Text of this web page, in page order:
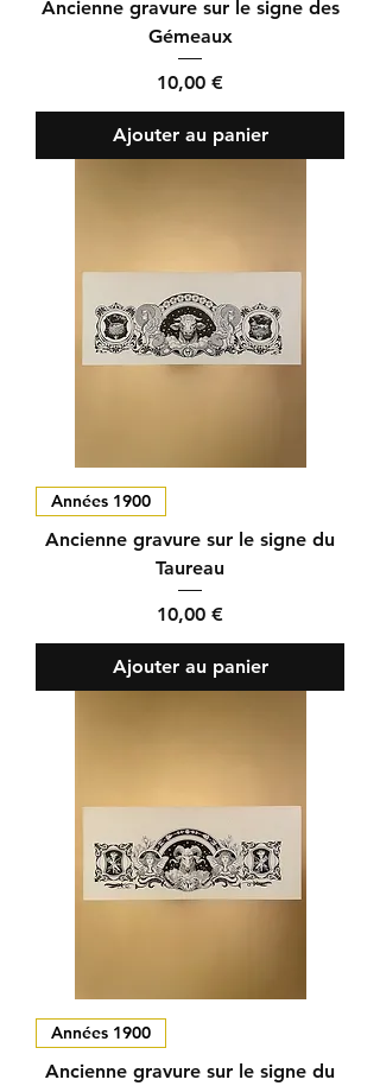
Ancienne gravure sur le signe des
Gémeaux
Prix
10,00 €
Ajouter au panier
Années 1900
Ancienne gravure sur le signe du
Taureau
Prix
10,00 €
Ajouter au panier
Années 1900
Ancienne gravure sur le signe du